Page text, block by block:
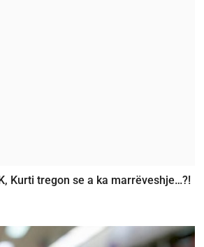
Kurti tregon se a ka marrëveshje…?!